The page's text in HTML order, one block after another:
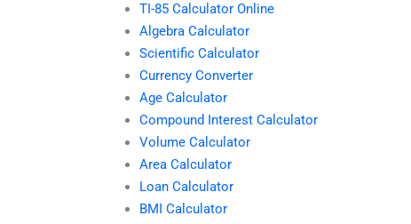
TI-85 Calculator Online
Algebra Calculator
Scientific Calculator
Currency Converter
Age Calculator
Compound Interest Calculator
Volume Calculator
Area Calculator
Loan Calculator
BMI Calculator